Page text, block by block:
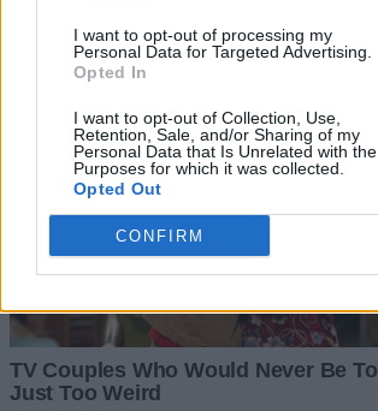
I want to opt-out of processing my
Personal Data for Targeted Advertising.
Opted In
I want to opt-out of Collection, Use,
Retention, Sale, and/or Sharing of my
Personal Data that Is Unrelated with the
Purposes for which it was collected.
Opted Out
CONFIRM